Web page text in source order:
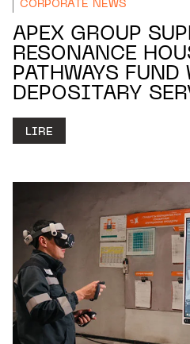
CORPORATE NEWS
APEX GROUP
RESONANCE
PATHWAYS FUND
DEPOSITARY
LIRE